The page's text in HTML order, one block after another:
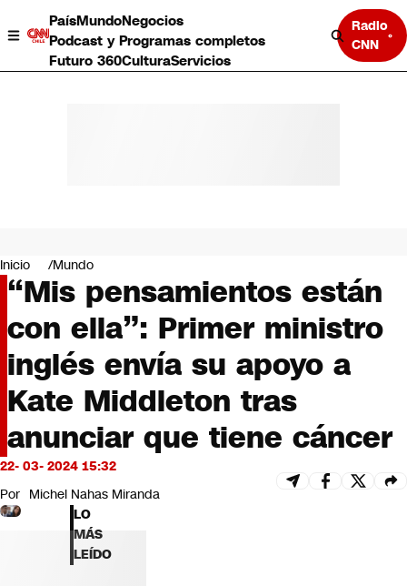
PaísMundoNegocios
Podcast y Programas completos
Futuro 360CulturaServicios
Radio
CNN
Negocios
Deportes
Programas completos
Cultura
Servicios
Bits
CNN Data
CNN tiempo
Opinión
Inicio Mundo
“Mis pensamientos están
con ella”: Primer ministro
inglés envía su apoyo a
Kate Middleton tras
anunciar que tiene cáncer
22- 03- 2024 15:32
Por Michel Nahas Miranda
LO
MÁS
LEÍDO